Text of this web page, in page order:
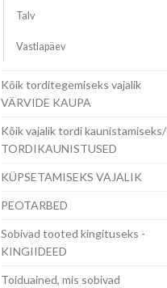
Talv
Vastlapäev
Kõik torditegemiseks vajalik
VÄRVIDE KAUPA
Kõik vajalik tordi kaunistamiseks/
TORDIKAUNISTUSED
KÜPSETAMISEKS VAJALIK
PEOTARBED
Sobivad tooted kingituseks -
KINGIIDEED
Toiduained, mis sobivad